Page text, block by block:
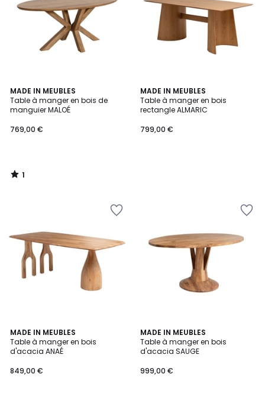
MADE IN MEUBLES
Table à manger en bois de
manguier MALOÉ
769,00 €
1
/
5
1
/
MADE IN MEUBLES
Table à manger en bois
rectangle ALMARIC
799,00 €
MADE IN MEUBLES
Table à manger en bois
d'acacia ANAÉ
849,00 €
MADE IN MEUBLES
Table à manger en bois
d'acacia SAUGE
999,00 €